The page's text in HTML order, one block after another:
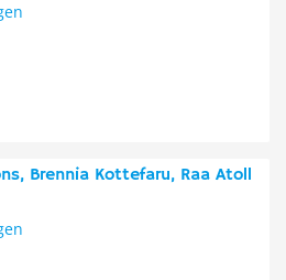
Brennia Kottefaru, Raa Atoll